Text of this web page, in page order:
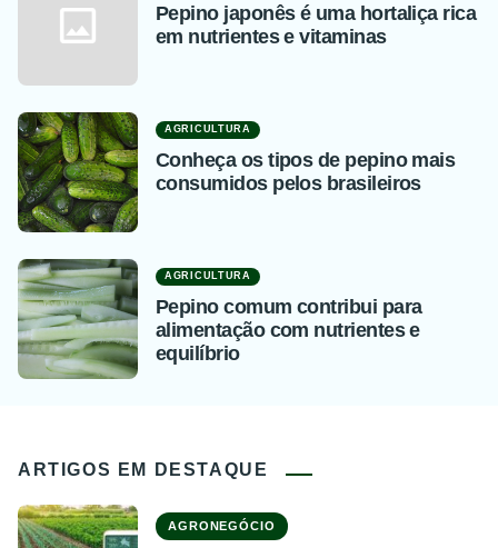
Pepino japonês é uma hortaliça rica
em nutrientes e vitaminas
AGRICULTURA
Conheça os tipos de pepino mais
consumidos pelos brasileiros
AGRICULTURA
Pepino comum contribui para
alimentação com nutrientes e
equilíbrio
ARTIGOS EM DESTAQUE
AGRONEGÓCIO